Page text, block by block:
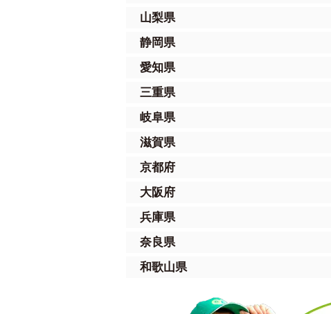
山梨県
静岡県
愛知県
三重県
岐阜県
滋賀県
京都府
大阪府
兵庫県
奈良県
和歌山県